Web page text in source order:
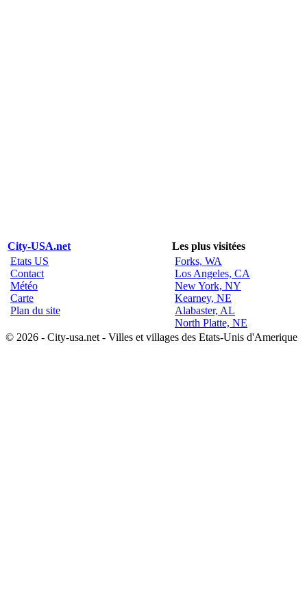
City-USA.net
Les plus visitées
Etats US
Contact
Météo
Carte
Plan du site
Forks, WA
Los Angeles, CA
New York, NY
Kearney, NE
Alabaster, AL
North Platte, NE
© 2026 - City-usa.net - Villes et villages des Etats-Unis d'Amerique